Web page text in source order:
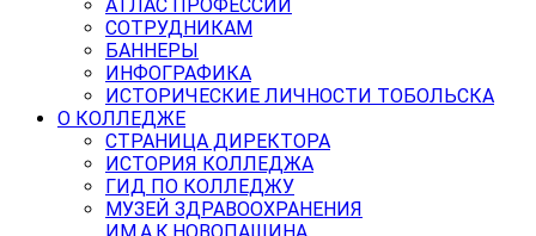
АТЛАС ПРОФЕССИЙ
СОТРУДНИКАМ
БАННЕРЫ
ИНФОГРАФИКА
ИСТОРИЧЕСКИЕ ЛИЧНОСТИ ТОБОЛЬСКА
О КОЛЛЕДЖЕ
СТРАНИЦА ДИРЕКТОРА
ИСТОРИЯ КОЛЛЕДЖА
ГИД ПО КОЛЛЕДЖУ
МУЗЕЙ ЗДРАВООХРАНЕНИЯ